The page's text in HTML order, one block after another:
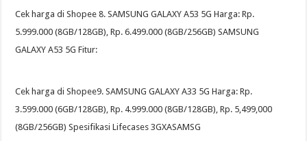
Cek harga di Shopee 8. SAMSUNG GALAXY A53 5G Harga: Rp.
5.999.000 (8GB/128GB), Rp. 6.499.000 (8GB/256GB) SAMSUNG
GALAXY A53 5G Fitur:
Cek harga di Shopee9. SAMSUNG GALAXY A33 5G Harga: Rp.
3.599.000 (6GB/128GB), Rp. 4.999.000 (8GB/128GB), Rp. 5,499,000
(8GB/256GB) Spesifikasi Lifecases 3GXASAMSG